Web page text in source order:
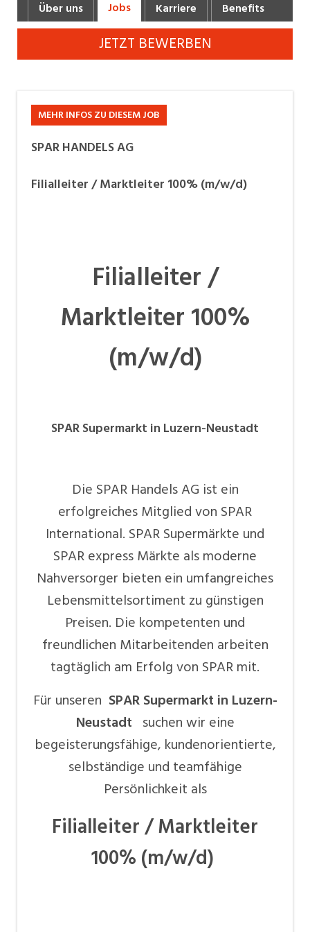
Industrie, Maschinenbau, Anlagenbau,
Produktion
Informatik, Telekommunikation
Körperpflege, Wellness
Marketing, Kommunikation, Medien, Druck
Sicherheit, Rettung, Polizei, Zoll
Über uns Jobs Karriere Benefits
JETZT BEWERBEN
MEHR INFOS ZU DIESEM JOB
SPAR HANDELS AG
Filialleiter / Marktleiter 100% (m/w/d)
Filialleiter /
Marktleiter 100%
(m/w/d)
SPAR Supermarkt in Luzern-Neustadt
Die SPAR Handels AG ist ein
erfolgreiches Mitglied von SPAR
International. SPAR Supermärkte und
SPAR express Märkte als moderne
Nahversorger bieten ein umfangreiches
Lebensmittelsortiment zu günstigen
Preisen. Die kompetenten und
freundlichen Mitarbeitenden arbeiten
tagtäglich am Erfolg von SPAR mit.
Für unseren SPAR Supermarkt in Luzern-
Neustadt suchen wir eine
begeisterungsfähige, kundenorientierte,
selbständige und teamfähige
Persönlichkeit als
Filialleiter / Marktleiter
100% (m/w/d)